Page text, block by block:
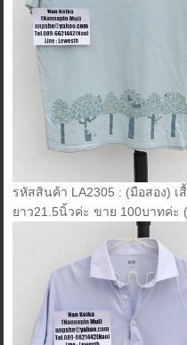
รหัสสินค้า LA2305 : (มือสอง) เ
ยาว21.5นิ้วค่ะ ขาย 100บาทค่ะ